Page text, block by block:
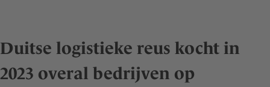
Duitse logistieke reus kocht in
2023 overal bedrijven op